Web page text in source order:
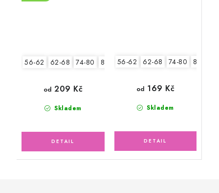
56-62 62-68 74-80 80-86
Skladem
od 209 Kč
56-62 62-68 74-80 80-86
Skladem
od 169 Kč